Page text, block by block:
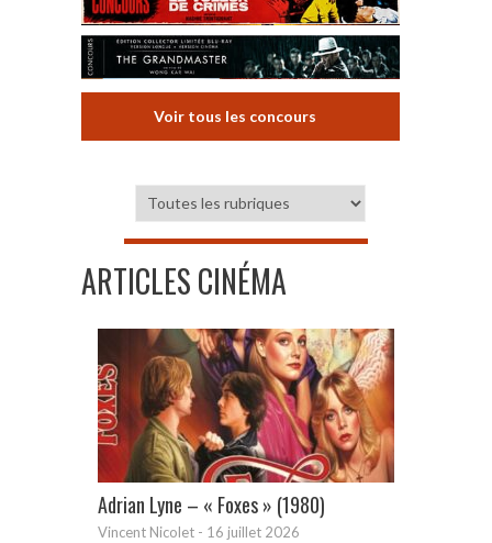
Voir tous les concours
ARTICLES CINÉMA
Adrian Lyne – « Foxes » (1980)
Vincent Nicolet - 16 juillet 2026